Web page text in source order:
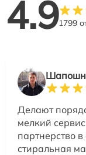
4.91799
Делают
мелкий
партнерство
стиральная